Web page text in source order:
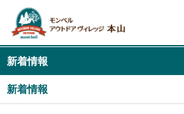
新着情報
新着情報